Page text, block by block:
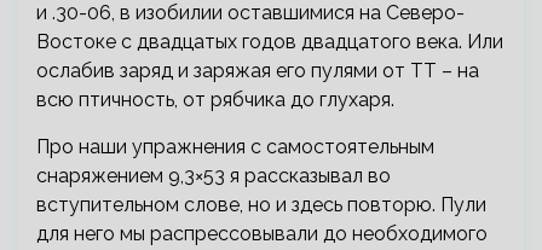
и .30-06, в изобилии оставшимися на Северо-
Востоке с двадцатых годов двадцатого века. Или
ослабив заряд и заряжая его пулями от ТТ – на
всю птичность, от рябчика до глухаря.
Про наши упражнения с самостоятельным
снаряжением 9,3×53 я рассказывал во
вступительном слове, но и здесь повторю. Пули
для него мы распрессовывали до необходимого